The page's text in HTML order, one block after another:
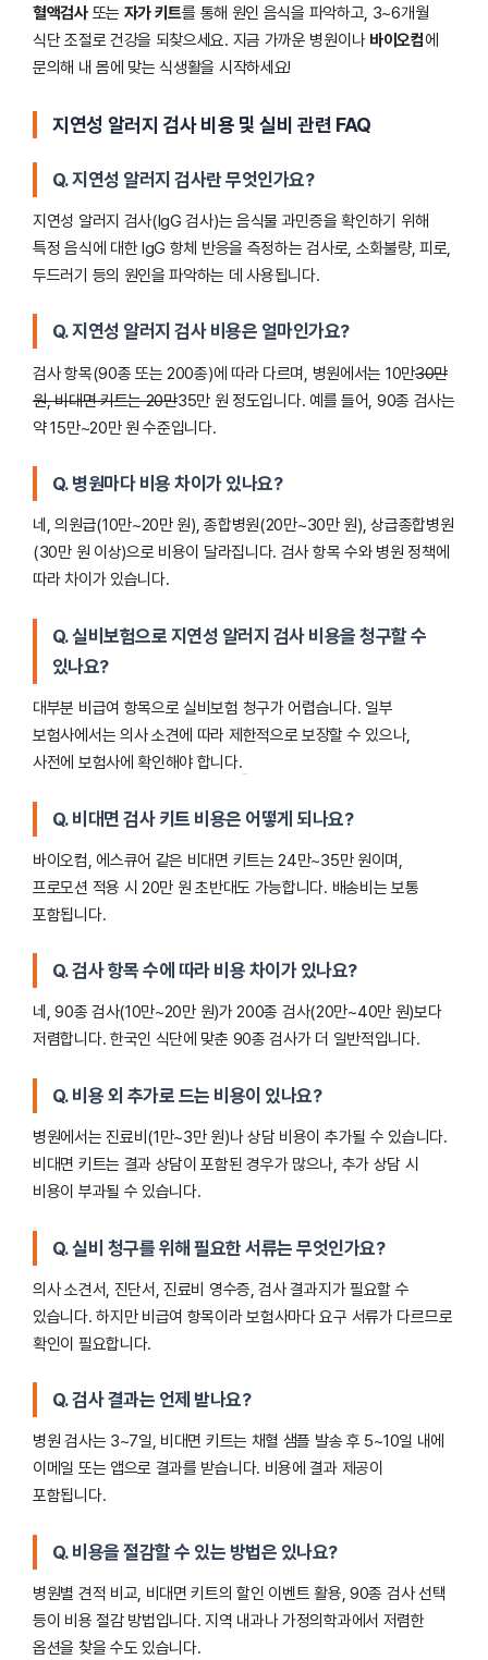
혈액검사또는 자가 키트를 통해 원인 음식을 파악하고, 3~6개월
식단 조절로 건강을 되찾으세요. 지금 가까운 병원이나 바이오컴에
문의해 내 몸에 맞는 식생활을 시작하세요!
지연성 알러지 검사 비용 및 실비 관련 FAQ
Q. 지연성 알러지 검사란 무엇인가요?
지연성 알러지 검사(IgG 검사)는 음식물 과민증을 확인하기 위해
특정 음식에 대한 IgG 항체 반응을 측정하는 검사로, 소화불량, 피로,
두드러기 등의 원인을 파악하는 데 사용됩니다.
Q. 지연성 알러지 검사 비용은 얼마인가요?
검사 항목(90종 또는 200종)에 따라 다르며, 병원에서는 10만30만
원, 비대면 키트는 20만35만 원 정도입니다. 예를 들어, 90종 검사는
약 15만~20만 원 수준입니다.
Q. 병원마다 비용 차이가 있나요?
네, 의원급(10만~20만 원), 종합병원(20만~30만 원), 상급종합병원
(30만 원 이상)으로 비용이 달라집니다. 검사 항목 수와 병원 정책에
따라 차이가 있습니다.
Q. 실비보험으로 지연성 알러지 검사 비용을 청구할 수
있나요?
대부분 비급여 항목으로 실비보험 청구가 어렵습니다. 일부
보험사에서는 의사 소견에 따라 제한적으로 보장할 수 있으나,
사전에 보험사에 확인해야 합니다.
Q. 비대면 검사 키트 비용은 어떻게 되나요?
바이오컴, 에스큐어 같은 비대면 키트는 24만~35만 원이며,
프로모션 적용 시 20만 원 초반대도 가능합니다. 배송비는 보통
포함됩니다.
Q. 검사 항목 수에 따라 비용 차이가 있나요?
네, 90종 검사(10만~20만 원)가 200종 검사(20만~40만 원)보다
저렴합니다. 한국인 식단에 맞춘 90종 검사가 더 일반적입니다.
Q. 비용 외 추가로 드는 비용이 있나요?
병원에서는 진료비(1만~3만 원)나 상담 비용이 추가될 수 있습니다.
비대면 키트는 결과 상담이 포함된 경우가 많으나, 추가 상담 시
비용이 부과될 수 있습니다.
Q. 실비 청구를 위해 필요한 서류는 무엇인가요?
의사 소견서, 진단서, 진료비 영수증, 검사 결과지가 필요할 수
있습니다. 하지만 비급여 항목이라 보험사마다 요구 서류가 다르므로
확인이 필요합니다.
Q. 검사 결과는 언제 받나요?
병원 검사는 3~7일, 비대면 키트는 채혈 샘플 발송 후 5~10일 내에
이메일 또는 앱으로 결과를 받습니다. 비용에 결과 제공이
포함됩니다.
Q. 비용을 절감할 수 있는 방법은 있나요?
병원별 견적 비교, 비대면 키트의 할인 이벤트 활용, 90종 검사 선택
등이 비용 절감 방법입니다. 지역 내과나 가정의학과에서 저렴한
옵션을 찾을 수도 있습니다.